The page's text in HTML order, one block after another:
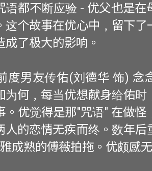
语都不断应验 - 优父也是在
这个故事在优心中﹐留下了
了极大的影响。
度男友传佑(刘德华 饰) 念
为何﹐每当优想献身给佑时
。优觉得是那"咒语" 在做怪
人的恋情无疾而终。数年后
成熟的傅薇拍拖。优颇感